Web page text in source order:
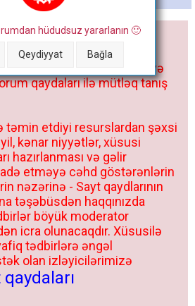
a
hüdudsuz yararlanın 🙂
Qeydiyyat Bağla
yalnız fərdi istifadəniz
istisnasız heç bir qrupda,
paylaşmaq olmaz və
qaydaları ilə mütləq tanış
təmin etdiyi resurslardan şəxsi
kənar niyyətlər, xüsusi
hazırlanması və gəlir
etməyə cəhd göstərənlərin
nəzərinə - Sayt qaydlarının
təşəbüsdən haqqınızda
böyük moderator
icra olunacaqdır. Xüsusilə
tədbirlərə əngəl
olan izləyicilərimizə
qaydaları